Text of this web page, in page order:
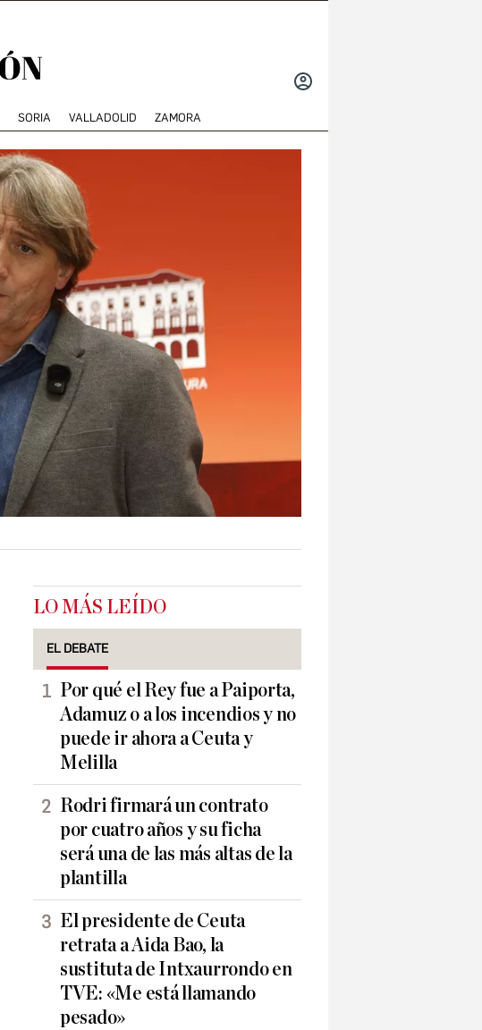
SORIA VALLADOLID ZAMORA
LO MÁS LEÍDO
EL DEBATE
Por qué el Rey fue a Paiporta,
Adamuz o a los incendios y no
puede ir ahora a Ceuta y
Melilla
Rodri firmará un contrato
por cuatro años y su ficha
será una de las más altas de la
plantilla
El presidente de Ceuta
retrata a Aida Bao, la
sustituta de Intxaurrondo en
TVE: «Me está llamando
pesado»